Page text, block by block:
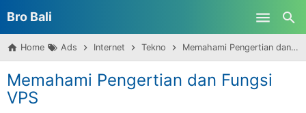
Bro Bali
Home Ads Internet Tekno Memahami Pengertian dan Fungsi VPS
Memahami Pengertian dan Fungsi
VPS